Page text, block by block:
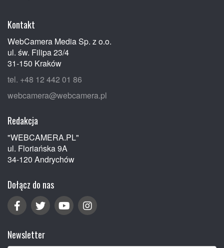
Kontakt
WebCamera Media Sp. z o.o.
ul. św. Filipa 23/4
31-150 Kraków
tel. +48 12 442 01 86
webcamera@webcamera.pl
Redakcja
"WEBCAMERA.PL"
ul. Floriańska 9A
34-120 Andrychów
Dołącz do nas
Newsletter